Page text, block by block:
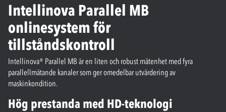
Intellinova Parallel MB
onlinesystem för
tillståndskontroll
Intellinova® Parallel MB är en liten och robust mätenhet med fyra
parallellmätande kanaler som ger omedelbar utvärdering av
maskinkondition.
Hög prestanda med HD-teknologi